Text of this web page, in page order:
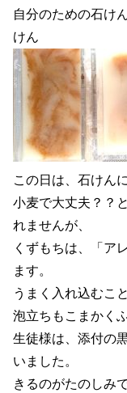
自分のための石け
けん
この日は、石けん
小麦で大丈夫？？
れませんが、
くずもちは、「ア
ます。
うまく入れ込むこ
泡立ちもこまかく
生徒様は、添付の
いました。
きるのがたのしみ